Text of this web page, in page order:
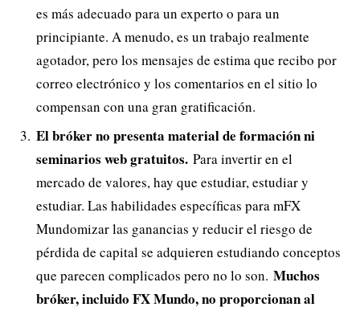
es más adecuado para un experto o para un
principiante. A menudo, es un trabajo realmente
agotador, pero los mensajes de estima que recibo por
correo electrónico y los comentarios en el sitio lo
compensan con una gran gratificación.
El bróker no presenta material de formación ni
seminarios web gratuitos. Para invertir en el
mercado de valores, hay que estudiar, estudiar y
estudiar. Las habilidades específicas para mFX
Mundomizar las ganancias y reducir el riesgo de
pérdida de capital se adquieren estudiando conceptos
que parecen complicados pero no lo son. Muchos
bróker, incluido FX Mundo, no proporcionan al